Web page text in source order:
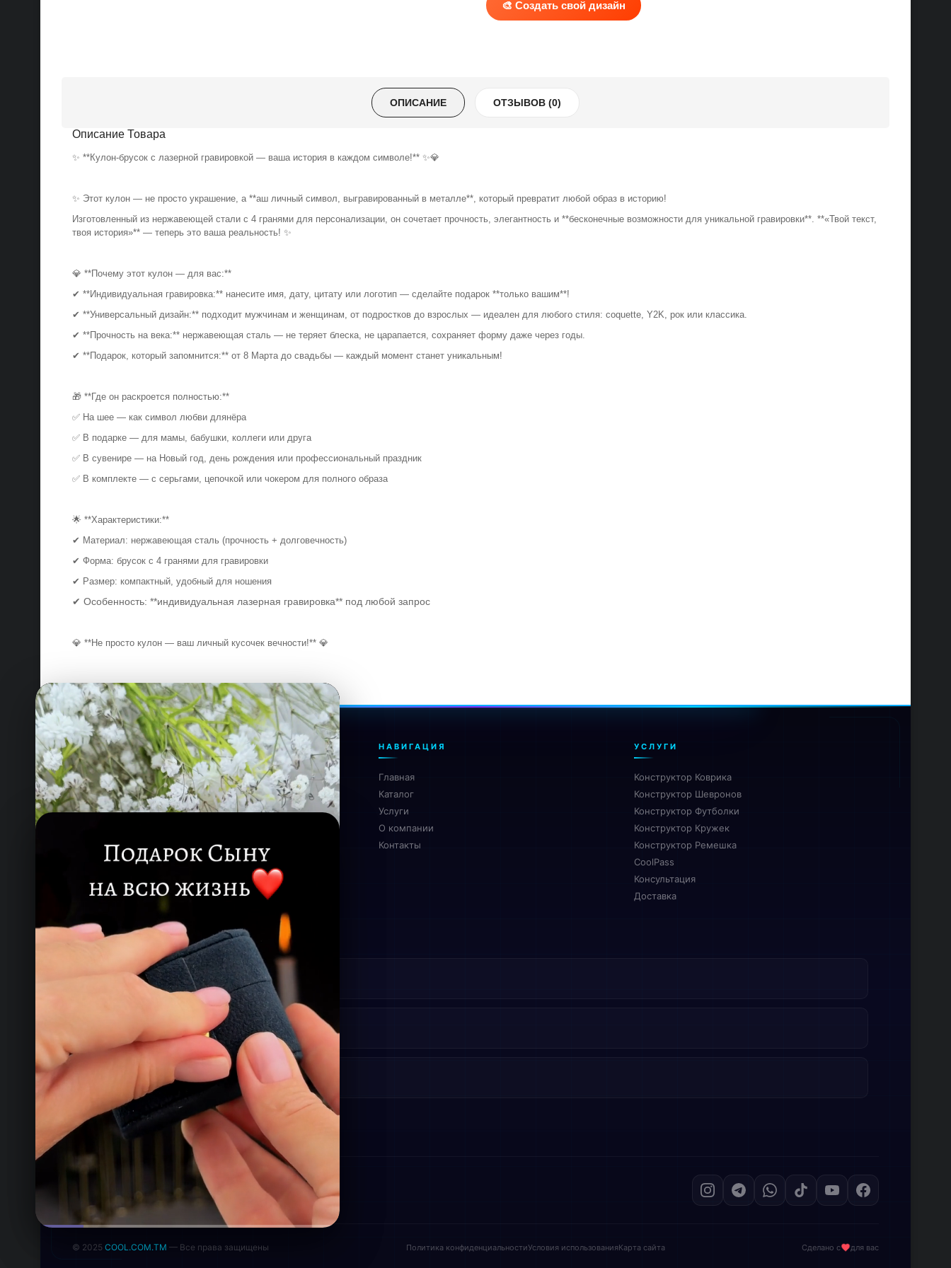
🎨 Создать свой дизайн
ОПИСАНИЕ ОТЗЫВОВ (0)
Описание Товара
✨ **Кулон-брусок с лазерной гравировкой — ваша история в каждом символе!** ✨💎
✨ Этот кулон — не просто украшение, а **аш личный символ, выгравированный в металле**, который превратит любой образ в историю!
Изготовленный из нержавеющей стали с 4 гранями для персонализации, он сочетает прочность, элегантность и **бесконечные возможности для уникальной гравировки**. **«Твой текст,
твоя история»** — теперь это ваша реальность! ✨
💎 **Почему этот кулон — для вас:**
✔ **Индивидуальная гравировка:** нанесите имя, дату, цитату или логотип — сделайте подарок **только вашим**!
✔ **Универсальный дизайн:** подходит мужчинам и женщинам, от подростков до взрослых — идеален для любого стиля: coquette, Y2K, рок или классика.
✔ **Прочность на века:** нержавеющая сталь — не теряет блеска, не царапается, сохраняет форму даже через годы.
✔ **Подарок, который запомнится:** от 8 Марта до свадьбы — каждый момент станет уникальным!
🎁 **Где он раскроется полностью:**
✅ На шее — как символ любви длянёра
✅ В подарке — для мамы, бабушки, коллеги или друга
✅ В сувенире — на Новый год, день рождения или профессиональный праздник
✅ В комплекте — с серьгами, цепочкой или чокером для полного образа
🌟 **Характеристики:**
✔ Материал: нержавеющая сталь (прочность + долговечность)
✔ Форма: брусок с 4 гранями для гравировки
✔ Размер: компактный, удобный для ношения
✔ Особенность: **индивидуальная лазерная гравировка** под любой запрос
💎 **Не просто кулон — ваш личный кусочек вечности!** 💎
COOL.COM.TM
Работаем без выходных для вас!
Лучший сервис и качество, которому
вы можете доверять.
НАВИГАЦИЯ
Главная
Каталог
Услуги
О компании
Контакты
УСЛУГИ
Конструктор Коврика
Конструктор Шевронов
Конструктор Футболки
Конструктор Кружек
Конструктор Ремешка
CoolPass
Консультация
Доставка
КОНТАКТЫ
ТЕЛЕФОН
+993 649 593 67
rdemirov@cool.com.tm
Туркменистан
© 2025 COOL.COM.TM — Все права защищены Политика конфиденциальностиУсловия использованияКарта сайта Сделано с для вас